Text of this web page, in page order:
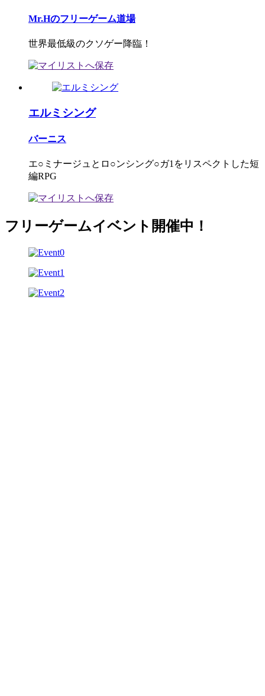
Mr.Hのフリーゲーム道場
世界最低級のクソゲー降臨！
エルミシング
バーニス
エ○ミナージュとロ○ンシング○ガ1をリスペクトした短
編RPG
フリーゲームイベント開催中！